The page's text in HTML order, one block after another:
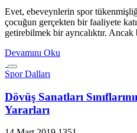
Evet, ebeveynlerin spor
çocuğun gerçekten bir faaliyete
getirebilmek bir ayrıcalıktır.
Devamını Oku
Spor Dalları
Dövüş Sanatları
Yararları